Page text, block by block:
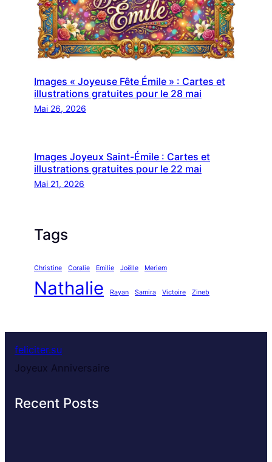
Images « Joyeuse Fête Émile » : Cartes et
illustrations gratuites pour le 28 mai
Mai 26, 2026
Images Joyeux Saint-Émile : Cartes et
illustrations gratuites pour le 22 mai
Mai 21, 2026
Tags
Christine Coralie Emilie Joëlle Meriem
Nathalie Rayan Samira Victoire Zineb
feliciter.su
Joyeux Anniversaire
Recent Posts